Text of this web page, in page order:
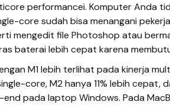
performancei. Komputer Anda
core sudah bisa menangani
mengedit file Photoshop atau
baterai lebih cepat karena
M1 lebih terlihat pada kinerja
core, M2 hanya 11% lebih cepat,
pada laptop Windows. Pada